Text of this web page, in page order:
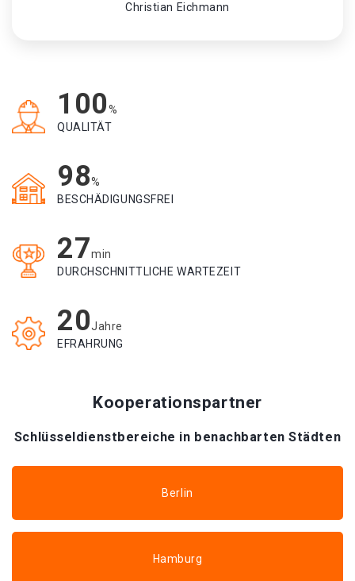
Christian Eichmann
100%
QUALITÄT
98%
BESCHÄDIGUNGSFREI
27min
DURCHSCHNITTLICHE WARTEZEIT
20Jahre
EFRAHRUNG
Kooperationspartner
Schlüsseldienstbereiche in benachbarten Städten
Berlin
Hamburg